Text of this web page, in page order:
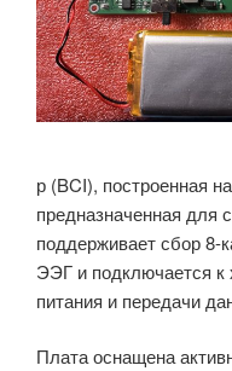
6,
Bluetooth
6.0
и
ИИ»
р (BCI), построенная
предназначенная
поддерживает сбор
ЭЭГ и подключается к
питания и передачи
Плата оснащена